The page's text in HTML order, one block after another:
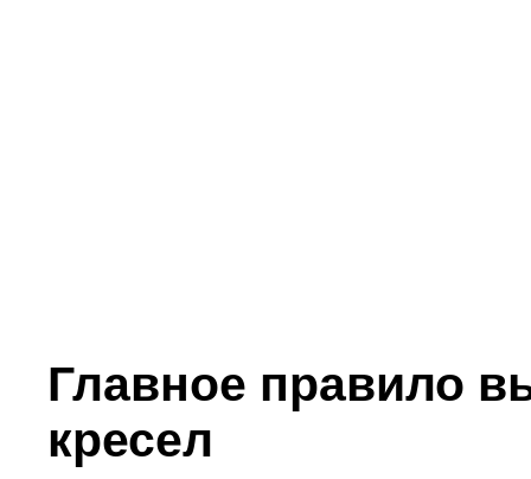
Главное правило
кресел